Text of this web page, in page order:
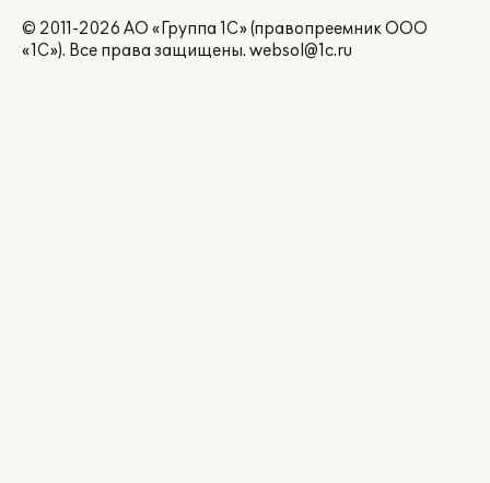
© 2011-2026 АО «Группа 1С» (правопреемник ООО
«1С»). Все права защищены. websol@1c.ru